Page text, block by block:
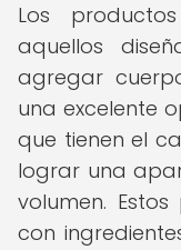
Los
aquellos
agregar
una excelente
que tienen el
lograr una
volumen.
con